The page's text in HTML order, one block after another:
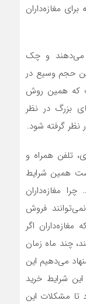
مغازه‌داران
می‌دهند و چک
حجم وسیع در
که همین روش
بزرگ در نظر
نظر گرفته شود.
تلفن همراه و
همین شرایط
مغازه‌داران
فروش
اگر
کنند، چند ماه زمان
می‌دهیم این
شرایط خرید
تا مشکلات این